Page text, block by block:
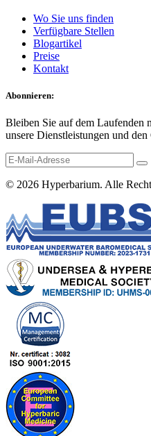
Wo Sie uns finden
Verfügbare Stellen
Blogartikel
Preise
Kontakt
Abonnieren:
Bleiben Sie auf dem Laufenden
unsere Dienstleistungen und den
© 2026 Hyperbarium. Alle